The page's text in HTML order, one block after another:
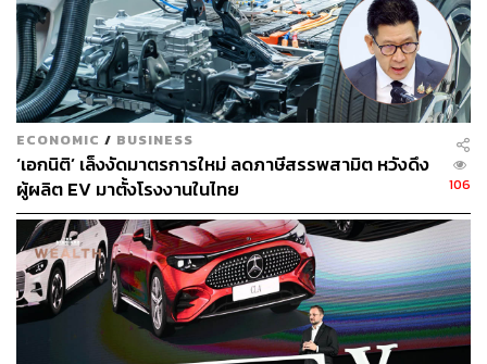
CATLติดตั้งแบตเตอรี่ในรถยนต์รวม 189.2 กิกะวัตต์ชั่วโมง
(GWh) ในช่วง 8 เดือนแรกของปี 2024 คิดเป็นส่วนแบ่งตลาด
แบตเตอรี่รถยนต์ไฟฟ้าโลก 37.1% ตามข้อมูลจาก SNE
Research โดย GWh 1 หน่วยสามารถจ่ายไฟให้รถยนต์ไฟฟ้า
ที่วิ่งได้ 500 กิโลเมตรได้ราว 13,000 คัน
Luo Jian ประธานเจ้าหน้าที่การตลาดของ CATLกล่าวในงาน
เปิดตัวว่า อัตราการเข้าถึงรถยนต์ไฟฟ้าในจีนแตะ 53% ใน
เดือนกันยายน เกิน 50% ต่อเนื่องเป็นเดือนที่ 3 แสดงให้เห็นว่า
รถยนต์ไฟฟ้า ‘แซงหน้า’ รถยนต์น้ำมันอย่างสมบูรณ์และกลาย
เป็นตัวเลือกหลักของผู้บริโภคส่วนใหญ่ โดยจีนมีส่วนแบ่ง
65% ของยอดขายรถยนต์ไฟฟ้าทั่วโลกในครึ่งแรกของปีนี้
ตามข้อมูลจาก CPCA
ECONOMIC / BUSINESS
‘เอกนิติ’ เล็งงัดมาตรการใหม่ ลดภาษีสรรพสามิต หวังดึง
ผู้ผลิต EV มาตั้งโรงงานในไทย
106